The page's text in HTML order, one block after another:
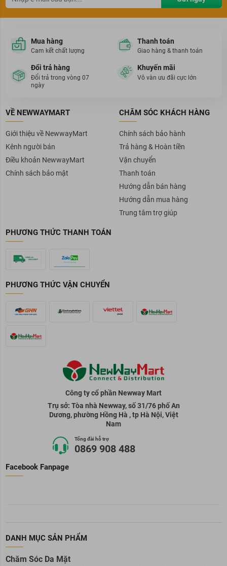
Mua hàng
Cam kết chất lượng
Thanh toán
Giao hàng & thanh toán
Đổi trả hàng
Đổi trả trong vòng 07
ngày
Khuyến mãi
Vô vàn ưu đãi cực lớn
VỀ NEWWAYMART
Giới thiệu về NewwayMart
Kênh người bán
Điều khoản NewwayMart
Chính sách bảo mật
CHĂM SÓC KHÁCH HÀNG
Chính sách bảo hành
Trả hàng & Hoàn tiền
Vận chuyển
Thanh toán
Hướng dẫn bán hàng
Hướng dẫn mua hàng
Trung tâm trợ giúp
PHƯƠNG THỨC THANH TOÁN
PHƯƠNG THỨC VẬN CHUYỂN
Công ty cổ phần Newway Mart
Trụ sở: Tòa nhà Newway, số 31/76 phố An
Dương, phường Hồng Hà , tp Hà Nội, Việt
Nam
Tổng đài hỗ trợ
0869 908 488
Facebook Fanpage
DANH MỤC SẢN PHẨM
Chăm Sóc Da Mặt